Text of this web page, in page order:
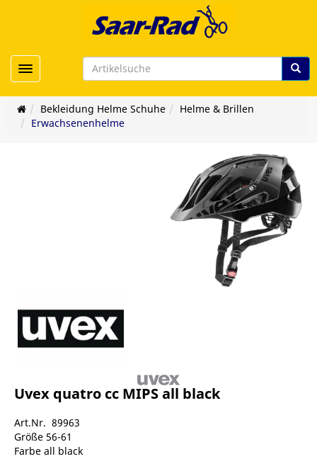
Toggle navigation
Bekleidung Helme Schuhe
Helme & Brillen
Erwachsenenhelme
Uvex quatro cc MIPS all black
Art.Nr. 89963
Größe 56-61
Farbe all black